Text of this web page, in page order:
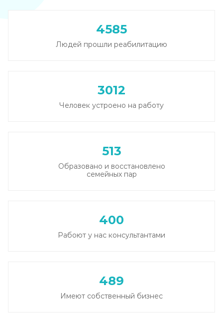
Вывод из запоя в стационаре (сутки)
Записаться
Лечение плазмаферезом
Кодирование дисульфирамом
4585
Людей прошли реабилитацию
3012
Человек устроено на работу
513
Образовано и восстановлено
семейных пар
400
Рабоют у нас консультантами
489
Имеют собственный бизнес